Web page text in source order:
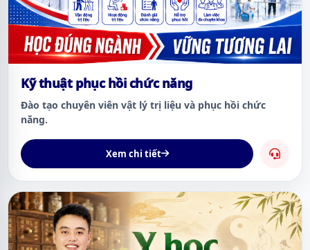
Kỹ thuật phục hồi chức năng
Đào tạo chuyên viên vật lý trị liệu và phục hồi chức
năng.
Xem chi tiết